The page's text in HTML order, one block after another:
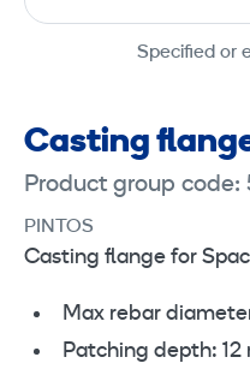
Specified or
Casting
Product group code:
PINTOS
Casting flange for
Max rebar
Patching depth: 12